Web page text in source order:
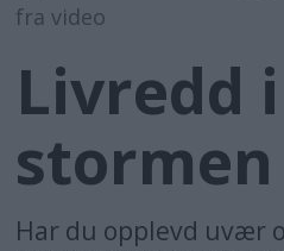
fra video
Livredd i
stormen
Har du opplevd uvær